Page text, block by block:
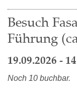
Besuch
Führung
19.09.2026 -
Noch 10 buchbar.